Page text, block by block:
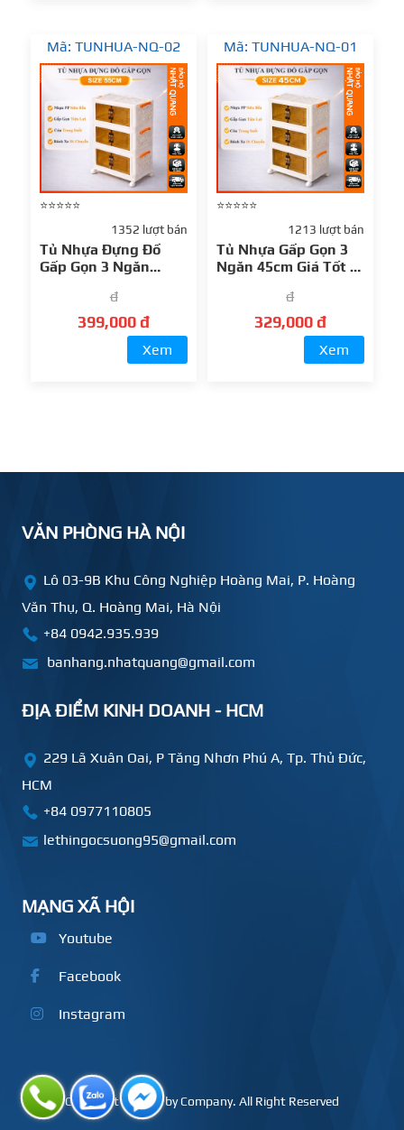
Mã: TUNHUA-NQ-02
⭐⭐⭐⭐⭐
1352 lượt bán
Tủ Nhựa Đựng Đồ
Gấp Gọn 3 Ngăn
Nhựa Xếp Gọn Tiện
đ
399,000 đ
Xem
Mã: TUNHUA-NQ-01
⭐⭐⭐⭐⭐
1213 lượt bán
Tủ Nhựa Gấp Gọn 3
Ngăn 45cm Giá Tốt –
Kế Hiện Đại
đ
329,000 đ
Xem
VĂN PHÒNG HÀ NỘI
Lô 03-9B Khu Công Nghiệp Hoàng Mai, P. Hoàng
Văn Thụ, Q. Hoàng Mai, Hà Nội
+84 0942.935.939
banhang.nhatquang@gmail.com
ĐỊA ĐIỂM KINH DOANH - HCM
229 Lã Xuân Oai, P Tăng Nhơn Phú A, Tp. Thủ Đức,
HCM
+84 0977110805
lethingocsuong95@gmail.com
MẠNG XÃ HỘI
Youtube
Facebook
Instagram
Copyright © 2020 by Company. All Right Reserved